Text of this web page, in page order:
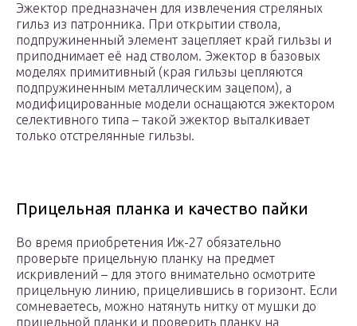
Эжектор предназначен для извлечения стреляных
гильз из патронника. При открытии ствола,
подпружиненный элемент зацепляет край гильзы и
приподнимает её над стволом. Эжектор в базовых
моделях примитивный (края гильзы цепляются
подпружиненным металлическим зацепом), а
модифицированные модели оснащаются эжектором
селективного типа – такой эжектор выталкивает
только отстрелянные гильзы.
Прицельная планка и качество пайки
Во время приобретения Иж-27 обязательно
проверьте прицельную планку на предмет
искривлений – для этого внимательно осмотрите
прицельную линию, прицелившись в горизонт. Если
сомневаетесь, можно натянуть нитку от мушки до
прицельной планки и проверить планку на